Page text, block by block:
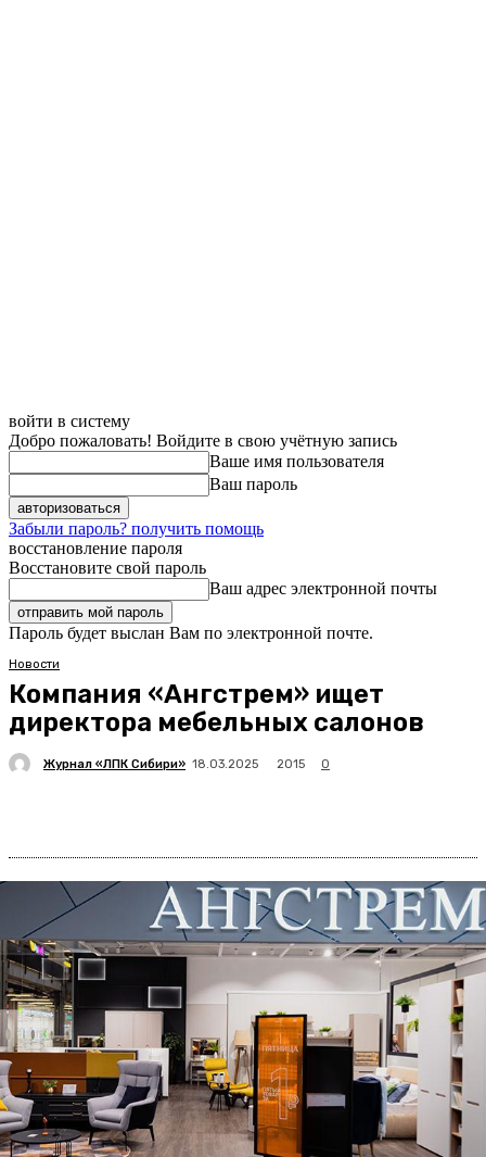
войти в систему
Добро пожаловать! Войдите в свою учётную запись
Ваше имя пользователя
Ваш пароль
Забыли пароль? получить помощь
восстановление пароля
Восстановите свой пароль
Ваш адрес электронной почты
Пароль будет выслан Вам по электронной почте.
Новости
Компания «Ангстрем» ищет
директора мебельных салонов
Журнал «ЛПК Сибири» 18.03.2025 2015 0